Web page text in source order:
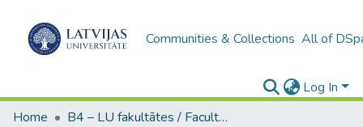
Communities & Collections All of
Log In
Home
B4 – LU fakultātes / Faculties of the UL